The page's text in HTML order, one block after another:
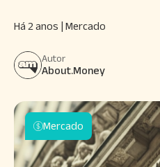
Há 2 anos | Mercado
Autor
About.Money
Mercado